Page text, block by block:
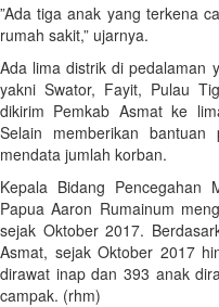
”Ada tiga anak yang terkena
rumah sakit,” ujarnya.
Ada lima distrik di pedalaman
yakni Swator, Fayit, Pulau
dikirim Pemkab Asmat ke
Selain memberikan
mendata jumlah korban.
Kepala Bidang Pencegahan
Papua Aaron Rumainum
sejak Oktober 2017.
Asmat, sejak Oktober 2017
dirawat inap dan 393 anak
campak. (rhm)